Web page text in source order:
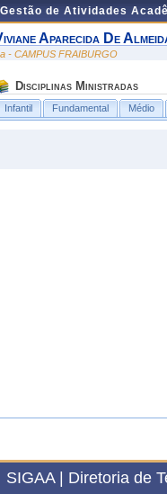
de Atividades
Aparecida De
- CAMPUS FRAIBURGO
Disciplinas Ministradas
Infantil Fundamental Médio
SIGAA | Diretoria de